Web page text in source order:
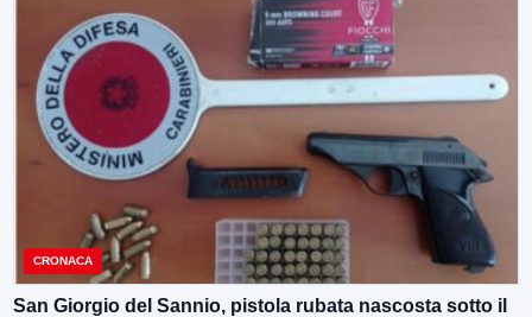
CRONACA
San Giorgio del Sannio, pistola rubata nascosta sotto il